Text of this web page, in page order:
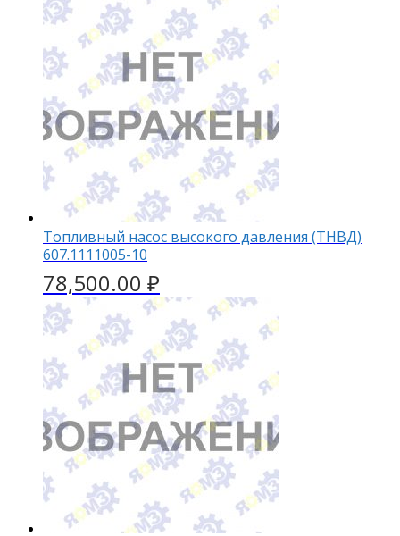
Топливный насос высокого давления (ТНВД)
607.1111005-10
78,500.00 ₽